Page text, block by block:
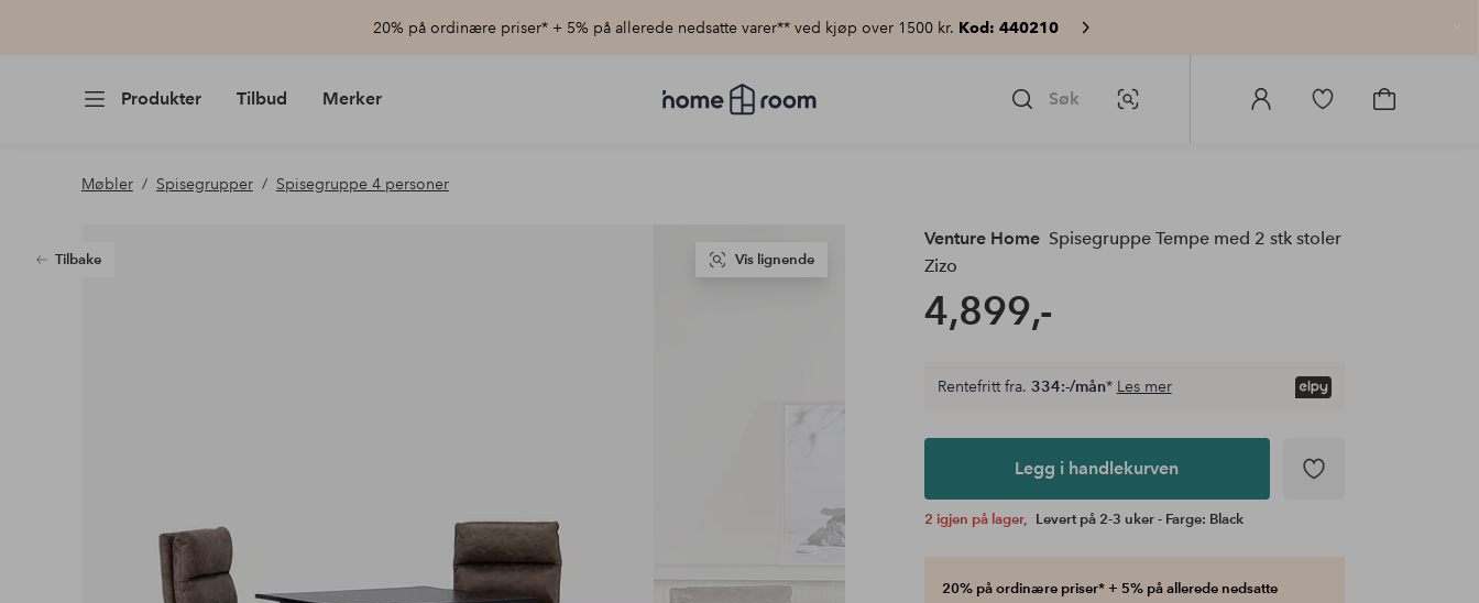
20% på ordinære priser* + 5% på allerede nedsatte varer** ved kjøp over 1500 kr. Kod: 440210
Produkter Tilbud Merker
Homeroom
–
Søk Bildesøk
Logg
Gå
Gå
Møbler Spisegrupper Spisegruppe 4 personer
Tilbake Vis lignende
Venture Home Spisegruppe Tempe med 2 stk stoler
Zizo
4,899,-
Rentefritt fra. 334:-/mån* Les mer
Legg i handlekurven
2 igjen på lager, Levert på 2-3 uker - Farge: Black
20% på ordinære priser* + 5% på allerede nedsatte